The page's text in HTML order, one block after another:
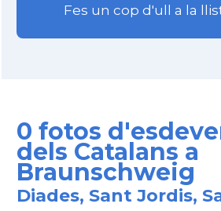
Fes un cop d'ull a la
0 fotos
dels Catalans a
Braunschweig
Diades, Sant Jordis,